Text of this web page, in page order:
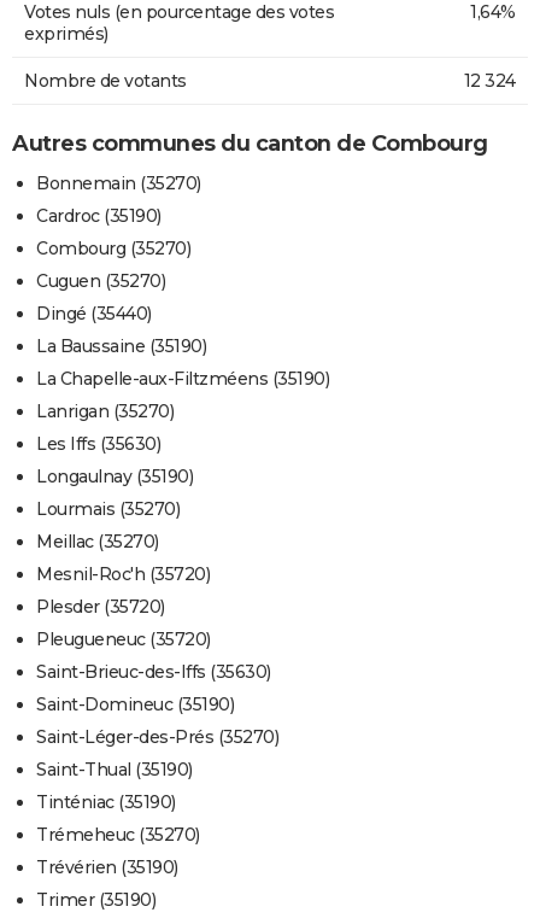
Votes nuls (en pourcentage des votes
exprimés)
1,64%
Nombre de votants 12 324
Autres communes du canton de Combourg
Bonnemain (35270)
Cardroc (35190)
Combourg (35270)
Cuguen (35270)
Dingé (35440)
La Baussaine (35190)
La Chapelle-aux-Filtzméens (35190)
Lanrigan (35270)
Les Iffs (35630)
Longaulnay (35190)
Lourmais (35270)
Meillac (35270)
Mesnil-Roc'h (35720)
Plesder (35720)
Pleugueneuc (35720)
Saint-Brieuc-des-Iffs (35630)
Saint-Domineuc (35190)
Saint-Léger-des-Prés (35270)
Saint-Thual (35190)
Tinténiac (35190)
Trémeheuc (35270)
Trévérien (35190)
Trimer (35190)